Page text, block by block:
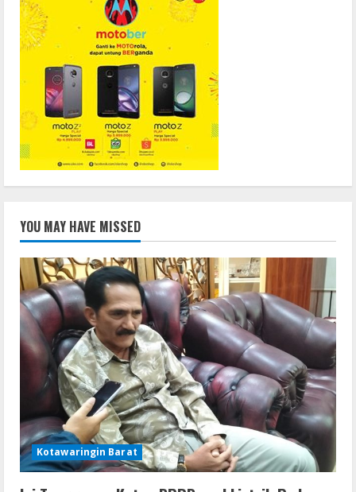
YOU MAY HAVE MISSED
Kotawaringin Barat